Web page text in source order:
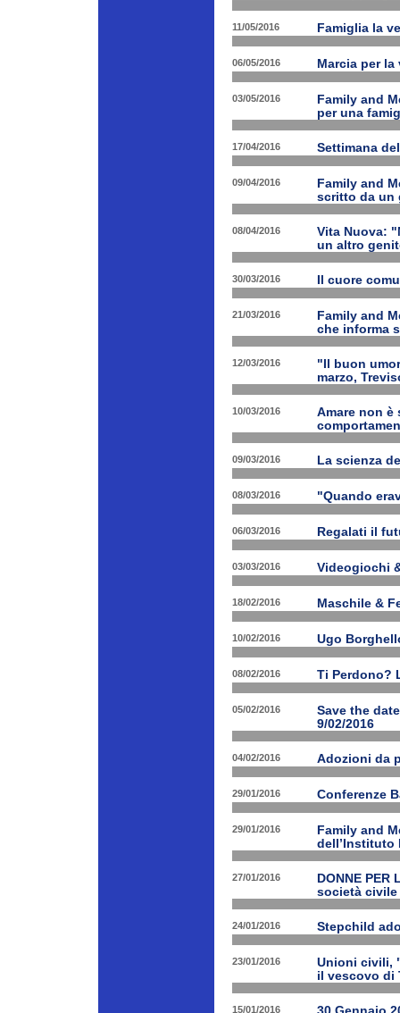
11/05/2016 Famiglia la
06/05/2016 Marcia per la
03/05/2016
Family and
per una
17/04/2016 Settimana
09/04/2016
Family and
scritto da un
08/04/2016
Vita Nuova:
un altro
30/03/2016 Il cuore
21/03/2016
Family and
che informa
12/03/2016
"Il buon
marzo,
10/03/2016
Amare non
09/03/2016 La scienza
08/03/2016 "Quando
06/03/2016 Regalati il
03/03/2016 Videogiochi
18/02/2016 Maschile &
10/02/2016 Ugo
08/02/2016 Ti Perdono?
05/02/2016
Save the
9/02/2016
04/02/2016 Adozioni da
29/01/2016 Conferenze
29/01/2016
Family and
dell’Instituto
27/01/2016
DONNE
società
24/01/2016 Stepchild
23/01/2016
Unioni civili,
il vescovo di
15/01/2016